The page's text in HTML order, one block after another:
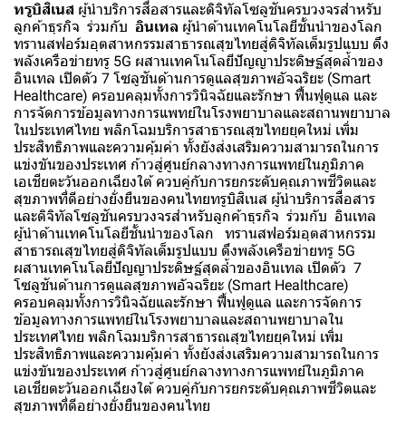
ทรูบิสิเนส ผู้นำบริการสื่อสารและดิจิทัลโซลูชันครบวงจรสำหรับ
ลูกค้าธุรกิจ ร่วมกับ อินเทล ผู้นำด้านเทคโนโลยีชั้นนำของโลก
ทรานสฟอร์มอุตสาหกรรมสาธารณสุขไทยสู่ดิจิทัลเต็มรูปแบบ ดึง
พลังเครือข่ายทรู 5G ผสานเทคโนโลยีปัญญาประดิษฐ์สุดล้ำของ
อินเทล เปิดตัว 7 โซลูชันด้านการดูแลสุขภาพอัจฉริยะ (Smart
Healthcare) ครอบคลุมทั้งการวินิจฉัยและรักษา ฟื้นฟูดูแล และ
การจัดการข้อมูลทางการแพทย์ในโรงพยาบาลและสถานพยาบาล
ในประเทศไทย พลิกโฉมบริการสาธารณสุขไทยยุคใหม่ เพิ่ม
ประสิทธิภาพและความคุ้มค่า ทั้งยังส่งเสริมความสามารถในการ
แข่งขันของประเทศ ก้าวสู่ศูนย์กลางทางการแพทย์ในภูมิภาค
เอเชียตะวันออกเฉียงใต้ ควบคู่กับการยกระดับคุณภาพชีวิตและ
สุขภาพที่ดีอย่างยั่งยืนของคนไทยทรูบิสิเนส ผู้นำบริการสื่อสาร
และดิจิทัลโซลูชันครบวงจรสำหรับลูกค้าธุรกิจ ร่วมกับ อินเทล
ผู้นำด้านเทคโนโลยีชั้นนำของโลก ทรานสฟอร์มอุตสาหกรรม
สาธารณสุขไทยสู่ดิจิทัลเต็มรูปแบบ ดึงพลังเครือข่ายทรู 5G
ผสานเทคโนโลยีปัญญาประดิษฐ์สุดล้ำของอินเทล เปิดตัว 7
โซลูชันด้านการดูแลสุขภาพอัจฉริยะ (Smart Healthcare)
ครอบคลุมทั้งการวินิจฉัยและรักษา ฟื้นฟูดูแล และการจัดการ
ข้อมูลทางการแพทย์ในโรงพยาบาลและสถานพยาบาลใน
ประเทศไทย พลิกโฉมบริการสาธารณสุขไทยยุคใหม่ เพิ่ม
ประสิทธิภาพและความคุ้มค่า ทั้งยังส่งเสริมความสามารถในการ
แข่งขันของประเทศ ก้าวสู่ศูนย์กลางทางการแพทย์ในภูมิภาค
เอเชียตะวันออกเฉียงใต้ ควบคู่กับการยกระดับคุณภาพชีวิตและ
สุขภาพที่ดีอย่างยั่งยืนของคนไทย